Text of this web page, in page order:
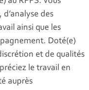
des
ainsi que les
Doté(e)
et de qualités
le travail en
auprès